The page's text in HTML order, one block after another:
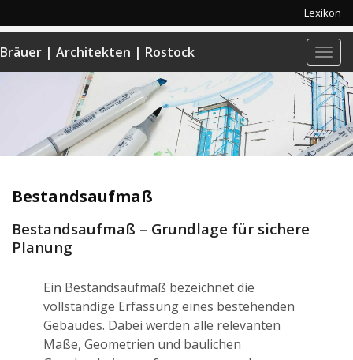
Lexikon
Bräuer | Architekten | Rostock
Bestandsaufmaß
Bestandsaufmaß – Grundlage für sichere
Planung
Ein Bestandsaufmaß bezeichnet die
vollständige Erfassung eines bestehenden
Gebäudes. Dabei werden alle relevanten
Maße, Geometrien und baulichen